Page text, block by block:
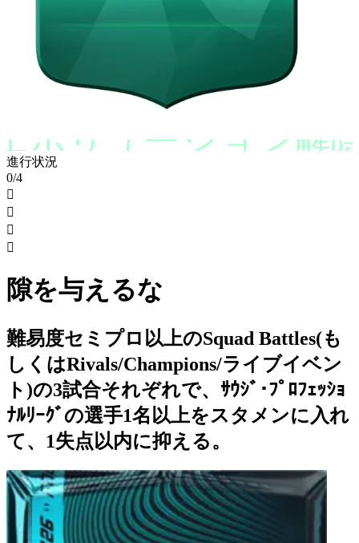
ボリューション解
進行状況
0/4




隙を与えるな
難易度セミプロ以上のSquad Battles(も
しくはRivals/Champions/ライブイベン
ト)の3試合それぞれで、ｻｳｼﾞ･ﾌﾟﾛﾌｪｯｼｮ
ﾅﾙﾘｰｸﾞの選手1名以上をスタメンに入れ
て、1失点以内に抑える。